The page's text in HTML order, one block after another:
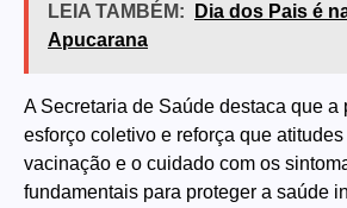
LEIA TAMBÉM:
Dia dos Pais é
Apucarana
A Secretaria de Saúde destaca que a
esforço coletivo e reforça que
vacinação e o cuidado com os
fundamentais para proteger a saúde